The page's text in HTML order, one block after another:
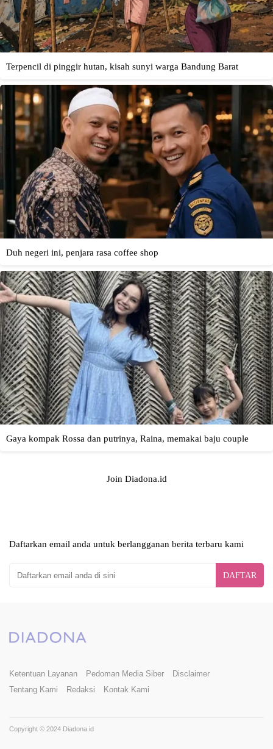
Join Diadona.id
Daftarkan email anda untuk berlangganan berita terbaru kami
DAFTAR
Ketentuan Layanan Pedoman Media Siber
Disclaimer
Tentang Kami
Redaksi Kontak Kami
Copyright © 2024 Diadona.id